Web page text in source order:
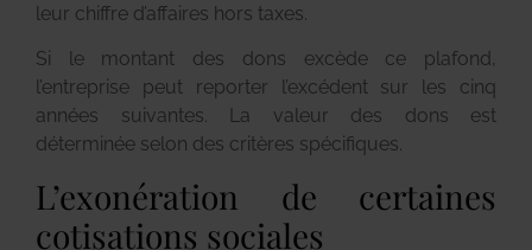
leur chiffre d’affaires hors taxes.
Si le montant des dons excède ce plafond,
l’entreprise peut reporter l’excédent sur les cinq
années suivantes. La valeur des dons est
déterminée selon des critères spécifiques.
L’exonération de certaines
cotisations sociales